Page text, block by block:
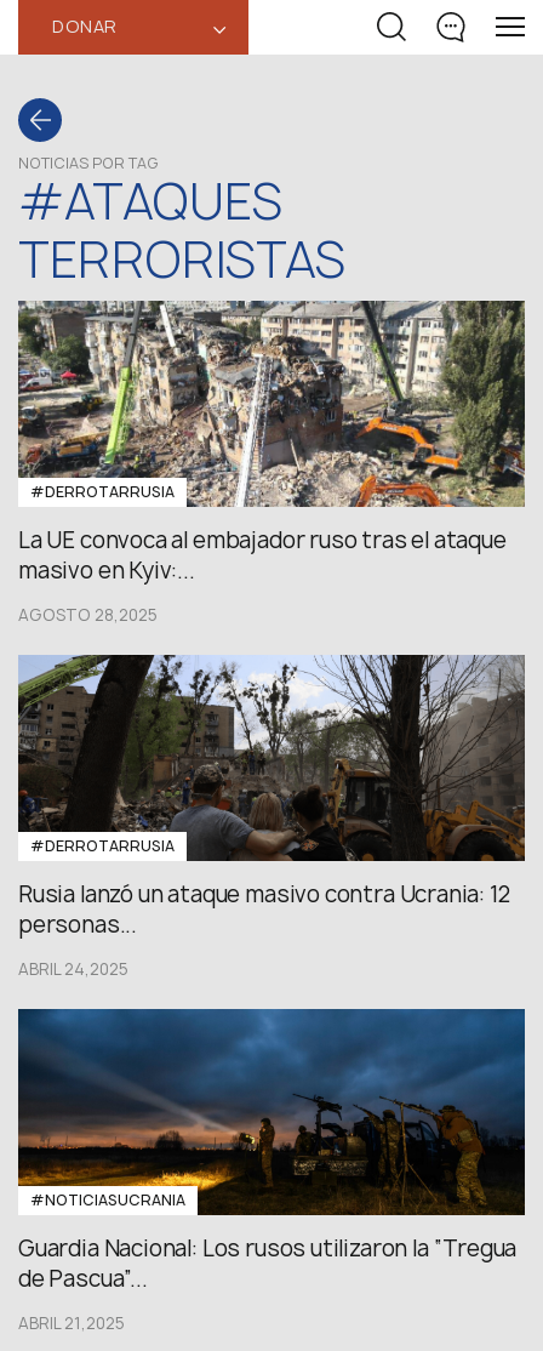
DONAR ‹
NOTICIAS POR TAG
#ATAQUES
TERRORISTAS
#DERROTARRUSIA
La UE convoca al embajador ruso tras el ataque
masivo en Kyiv:...
AGOSTO 28,2025
#DERROTARRUSIA
Rusia lanzó un ataque masivo contra Ucrania: 12
personas...
ABRIL 24,2025
#NOTICIASUCRANIA
Guardia Nacional: Los rusos utilizaron la “Tregua
de Pascua”...
ABRIL 21,2025